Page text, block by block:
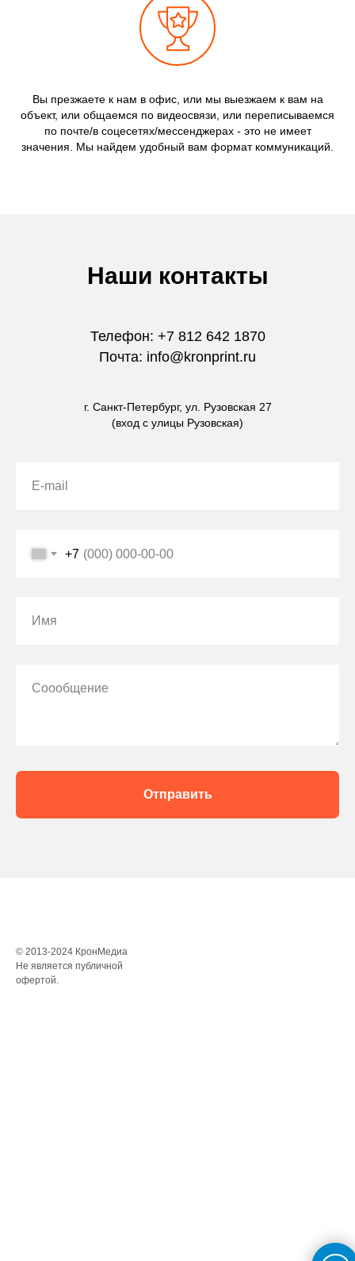
Вы презжаете к нам в офис, или мы выезжаем к вам на
объект, или общаемся по видеосвязи, или переписываемся
по почте/в соцесетях/мессенджерах - это не имеет
значения. Мы найдем удобный вам формат коммуникаций.
Наши контакты
Телефон: +7 812 642 1870
Почта: info@kronprint.ru
г. Санкт-Петербург, ул. Рузовская 27
(вход с улицы Рузовская)
E-mail
+7
Имя
Соообщение
Отправить
© 2013-2024 КронМедиа
Не является публичной
офертой.